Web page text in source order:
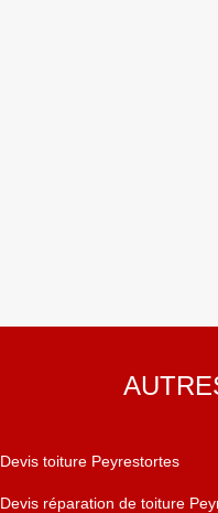
Devis toiture Peyrestortes
Devis réparation de toiture